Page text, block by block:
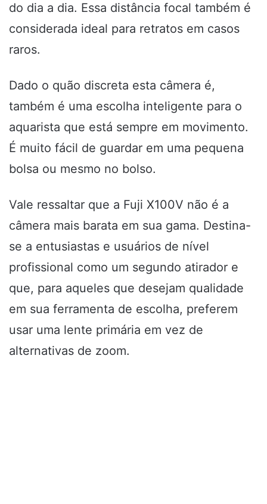
do dia a dia. Essa distância focal também é
considerada ideal para retratos em casos
raros.
Dado o quão discreta esta câmera é,
também é uma escolha inteligente para o
aquarista que está sempre em movimento.
É muito fácil de guardar em uma pequena
bolsa ou mesmo no bolso.
Vale ressaltar que a Fuji X100V não é a
câmera mais barata em sua gama. Destina-
se a entusiastas e usuários de nível
profissional como um segundo atirador e
que, para aqueles que desejam qualidade
em sua ferramenta de escolha, preferem
usar uma lente primária em vez de
alternativas de zoom.